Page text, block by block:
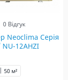
0 Відгук
Neoclima Серія
12AHZI
50 м²